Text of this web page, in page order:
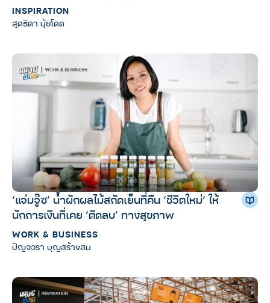
INSPIRATION
สุดธิดา นุ้ยโดด
‘แจ่มจู๊ซ’ น้ำผักผลไม้สกัดเย็นที่คืน ‘ชีวิตใหม่’ ให้
นักการเงินที่เคย ‘ติดลบ’ ทางสุขภาพ
WORK & BUSINESS
ปัญจวรา บุญสร้างสม